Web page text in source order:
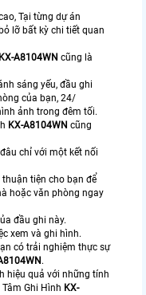
Tại từng dự án
lỡ bất kỳ chi tiết quan
KX-A8104WN cũng là
sáng yếu, đầu ghi
của bạn, 24/
ảnh trong đêm tối.
KX-A8104WN cũng
chỉ với một kết nối
tiện cho bạn để
hoặc văn phòng ngay
đầu ghi này.
xem và ghi hình.
có trải nghiệm thực sự
.
hiệu quả với những tính
Ghi Hình KX-